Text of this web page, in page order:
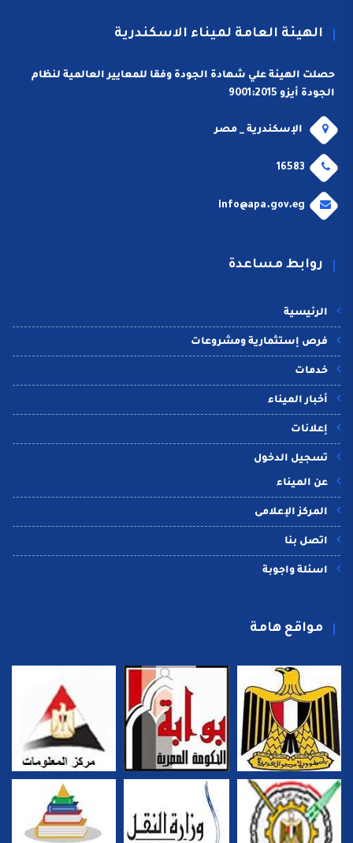
الهيئة العامة لميناء الاسكندرية
حصلت الهيئة علي شهادة الجودة وفقا للمعايير العالمية لنظام
الجودة أيزو 9001:2015
الإسكندرية _ مصر
16583
info@apa.gov.eg
روابط مساعدة
الرئيسية
فرص إستثمارية ومشروعات
خدمات
أخبار الميناء
إعلانات
تسجيل الدخول
عن الميناء
المركز الإعلامى
اتصل بنا
اسئلة واجوبة
مواقع هامة